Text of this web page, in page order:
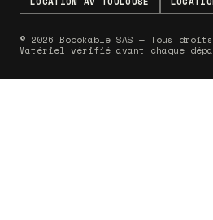
© 2026 Boookable SAS — Tous
Matériel vérifié avant chaque